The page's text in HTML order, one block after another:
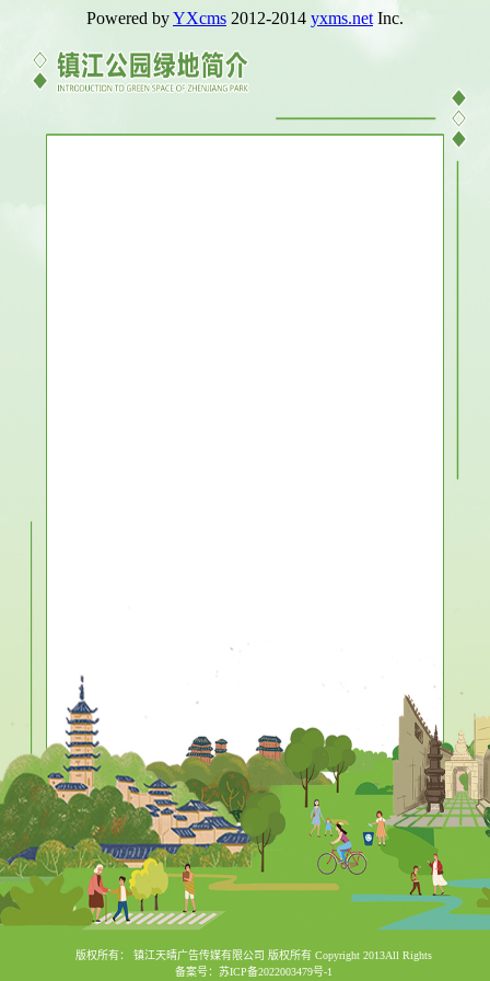
版权所有： 镇江天晴广告传媒有限公司 版权所有 Copyright 2013All Rights
备案号：苏ICP备2022003479号-1
Powered byYXcms 2012-2014 yxms.net Inc.